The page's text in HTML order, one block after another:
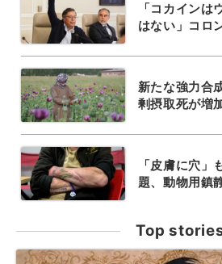
「コカイン
はない」コロ
新たな強力合
剰摂取死が増
「皮膚に穴
題、動物用鎮
Top